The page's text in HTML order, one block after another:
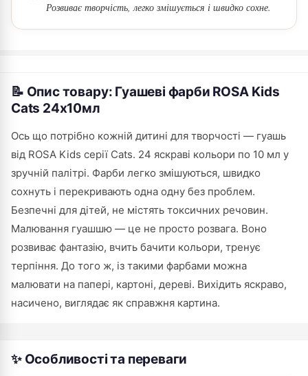
Розвиває творчість, легко змішується і швидко сохне.
📝 Опис товару: Гуашеві фарби ROSA Kids
Cats 24х10мл
Ось що потрібно кожній дитині для творчості — гуашь
від ROSA Kids серії Cats. 24 яскраві кольори по 10 мл у
зручній палітрі. Фарби легко змішуються, швидко
сохнуть і перекривають одна одну без проблем.
Безпечні для дітей, не містять токсичних речовин.
Малювання гуашшю — це не просто розвага. Воно
розвиває фантазію, вчить бачити кольори, тренує
терпіння. До того ж, із такими фарбами можна
малювати на папері, картоні, дереві. Вихідить яскраво,
насичено, виглядає як справжня картина.
✨ Особливості та переваги